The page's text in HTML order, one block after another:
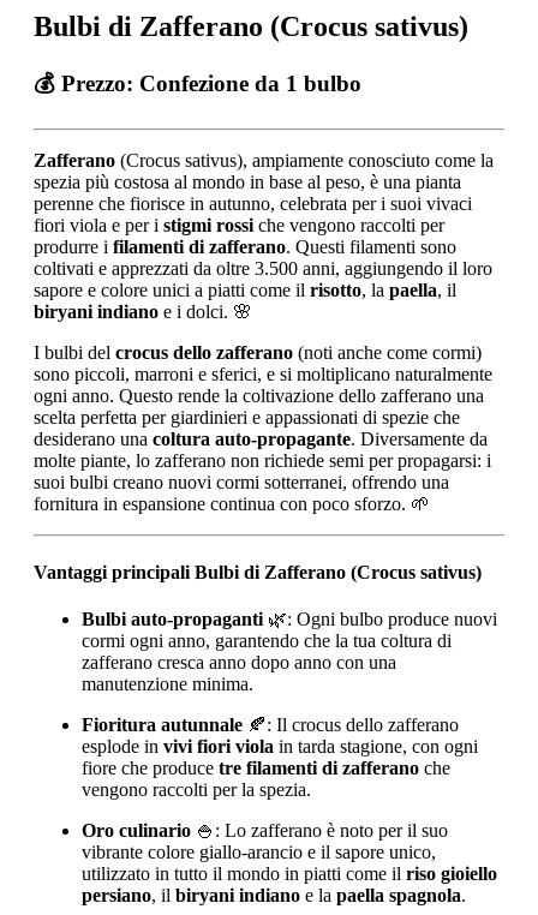
Bulbi di Zafferano (Crocus sativus)
💰 Prezzo: Confezione da 1 bulbo
Zafferano (Crocus sativus), ampiamente conosciuto come la
spezia più costosa al mondo in base al peso, è una pianta
perenne che fiorisce in autunno, celebrata per i suoi vivaci
fiori viola e per i stigmi rossi che vengono raccolti per
produrre i filamenti di zafferano. Questi filamenti sono
coltivati e apprezzati da oltre 3.500 anni, aggiungendo il loro
sapore e colore unici a piatti come il risotto, la paella, il
biryani indiano e i dolci. 🌸
I bulbi del crocus dello zafferano (noti anche come cormi)
sono piccoli, marroni e sferici, e si moltiplicano naturalmente
ogni anno. Questo rende la coltivazione dello zafferano una
scelta perfetta per giardinieri e appassionati di spezie che
desiderano una coltura auto-propagante. Diversamente da
molte piante, lo zafferano non richiede semi per propagarsi: i
suoi bulbi creano nuovi cormi sotterranei, offrendo una
fornitura in espansione continua con poco sforzo. 🌱
Vantaggi principali Bulbi di Zafferano (Crocus sativus)
Bulbi auto-propaganti 🌿: Ogni bulbo produce nuovi
cormi ogni anno, garantendo che la tua coltura di
zafferano cresca anno dopo anno con una
manutenzione minima.
Fioritura autunnale 🍂: Il crocus dello zafferano
esplode in vivi fiori viola in tarda stagione, con ogni
fiore che produce tre filamenti di zafferano che
vengono raccolti per la spezia.
Oro culinario 🍚: Lo zafferano è noto per il suo
vibrante colore giallo-arancio e il sapore unico,
utilizzato in tutto il mondo in piatti come il riso gioiello
persiano, il biryani indiano e la paella spagnola.